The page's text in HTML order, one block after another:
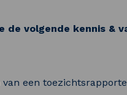
de volgende kennis &
een